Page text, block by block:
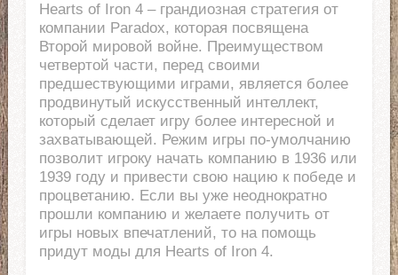
Hearts of Iron 4 – грандиозная стратегия от
компании Paradox, которая посвящена
Второй мировой войне. Преимуществом
четвертой части, перед своими
предшествующими играми, является более
продвинутый искусственный интеллект,
который сделает игру более интересной и
захватывающей. Режим игры по-умолчанию
позволит игроку начать компанию в 1936 или
1939 году и привести свою нацию к победе и
процветанию. Если вы уже неоднократно
прошли компанию и желаете получить от
игры новых впечатлений, то на помощь
придут моды для Hearts of Iron 4.